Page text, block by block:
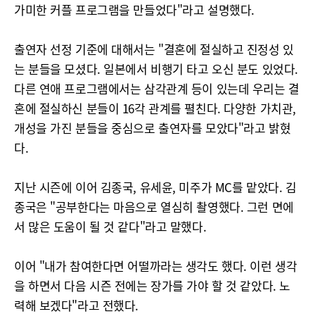
가미한 커플 프로그램을 만들었다"라고 설명했다.
출연자 선정 기준에 대해서는 "결혼에 절실하고 진정성 있
는 분들을 모셨다. 일본에서 비행기 타고 오신 분도 있었다.
다른 연애 프로그램에서는 삼각관계 등이 있는데 우리는 결
혼에 절실하신 분들이 16각 관계를 펼친다. 다양한 가치관,
개성을 가진 분들을 중심으로 출연자를 모았다"라고 밝혔
다.
지난 시즌에 이어 김종국, 유세윤, 미주가 MC를 맡았다. 김
종국은 "공부한다는 마음으로 열심히 촬영했다. 그런 면에
서 많은 도움이 될 것 같다"라고 말했다.
이어 "내가 참여한다면 어떨까라는 생각도 했다. 이런 생각
을 하면서 다음 시즌 전에는 장가를 가야 할 것 같았다. 노
력해 보겠다"라고 전했다.